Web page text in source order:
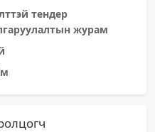
тендер
журам